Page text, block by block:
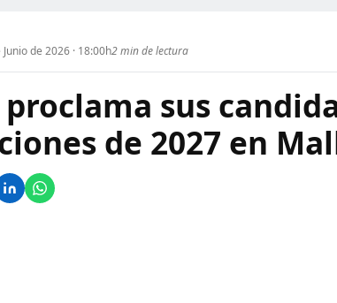
Junio de 2026 · 18:00h2 min de lectura
proclama sus
de 2027 en